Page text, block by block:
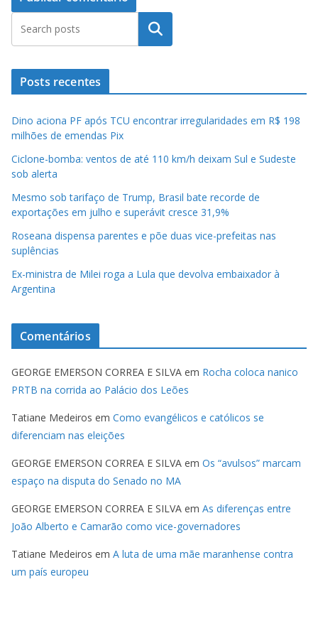
Pesquisar
Posts recentes
Dino aciona PF após TCU encontrar irregularidades em R$ 198
milhões de emendas Pix
Ciclone-bomba: ventos de até 110 km/h deixam Sul e Sudeste
sob alerta
Mesmo sob tarifaço de Trump, Brasil bate recorde de
exportações em julho e superávit cresce 31,9%
Roseana dispensa parentes e põe duas vice-prefeitas nas
suplências
Ex-ministra de Milei roga a Lula que devolva embaixador à
Argentina
Comentários
GEORGE EMERSON CORREA E SILVA em Rocha coloca nanico
PRTB na corrida ao Palácio dos Leões
Tatiane Medeiros em Como evangélicos e católicos se
diferenciam nas eleições
GEORGE EMERSON CORREA E SILVA em Os “avulsos” marcam
espaço na disputa do Senado no MA
GEORGE EMERSON CORREA E SILVA em As diferenças entre
João Alberto e Camarão como vice-governadores
Tatiane Medeiros em A luta de uma mãe maranhense contra
um país europeu